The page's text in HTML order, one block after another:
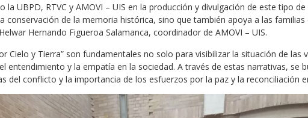
la UBPD, RTVC y AMOVI – UIS en la producción y divulgación de este tipo
conservación de la memoria histórica, sino que también apoya a las familias
Hernando Figueroa Salamanca, coordinador de AMOVI – UIS.
Cielo y Tierra” son fundamentales no solo para visibilizar la situación de las
entendimiento y la empatía en la sociedad. A través de estas narrativas, se
del conflicto y la importancia de los esfuerzos por la paz y la reconciliación